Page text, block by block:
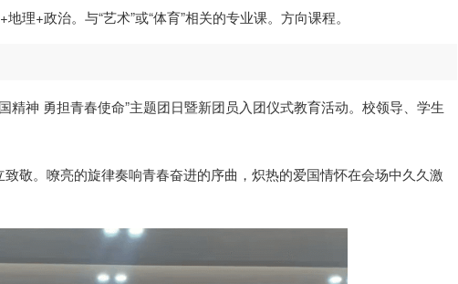
理+政治。与“艺术”或“体育”相关的专业课。⽅向课程。
精神 勇担青春使命”主题团日暨新团员入团仪式教育活动。校领导、学生
敬。嘹亮的旋律奏响青春奋进的序曲，炽热的爱国情怀在会场中久久激